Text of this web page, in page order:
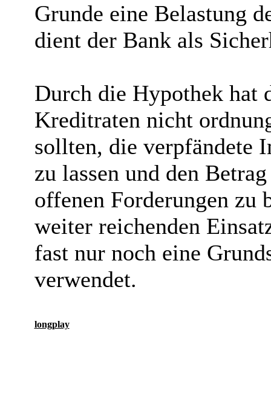
Grunde eine Belastung
dient der Bank als
Durch die Hypothek hat
Kreditraten nicht
sollten, die verpfändete
zu lassen und den
offenen Forderungen zu
weiter reichenden
fast nur noch eine
verwendet.
longplay